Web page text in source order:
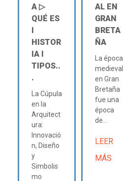
A ▷
QUÉ ES
Ι
HISTOR
IA Ι
TIPOS..
.
La Cúpula
en la
Arquitect
ura:
Innovació
n, Diseño
y
Simbolis
mo
AL EN
GRAN
BRETA
ÑA
La época
medieval
en Gran
Bretaña
fue una
época
de...
LEER
MÁS